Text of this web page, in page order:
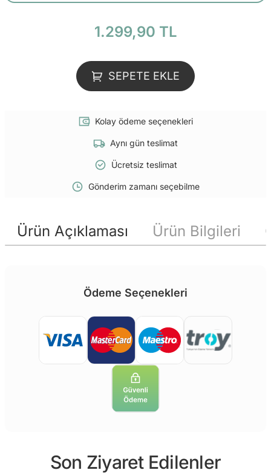
1.299,90 TL
SEPETE EKLE
Kolay ödeme seçenekleri
Aynı gün teslimat
Ücretsiz teslimat
Gönderim zamanı seçebilme
Ürün Açıklaması Ürün Bilgileri
Ödeme Seçenekleri
Son Ziyaret Edilenler